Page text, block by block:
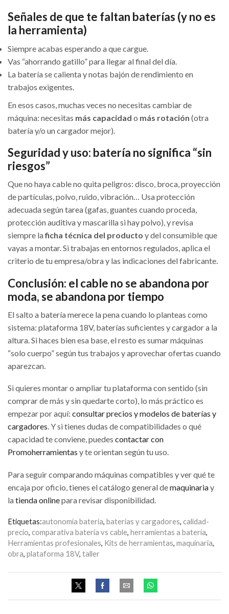
Señales de que te faltan baterías (y no es
la herramienta)
Siempre acabas esperando a que cargue.
Vas “ahorrando gatillo” para llegar al final del día.
La batería se calienta y notas bajón de rendimiento en
trabajos exigentes.
En esos casos, muchas veces no necesitas cambiar de
máquina: necesitas más capacidad o más rotación (otra
batería y/o un cargador mejor).
Seguridad y uso: batería no significa “sin
riesgos”
Que no haya cable no quita peligros: disco, broca, proyección
de partículas, polvo, ruido, vibración… Usa protección
adecuada según tarea (gafas, guantes cuando proceda,
protección auditiva y mascarilla si hay polvo), y revisa
siempre laficha técnica del producto y del consumible que
vayas a montar. Si trabajas en entornos regulados, aplica el
criterio de tu empresa/obra y las indicaciones del fabricante.
Conclusión: el cable no se abandona por
moda, se abandona por tiempo
El salto a batería merece la pena cuando lo planteas como
sistema: plataforma 18V, baterías suficientes y cargador a la
altura. Si haces bien esa base, el resto es sumar máquinas
“solo cuerpo” según tus trabajos y aprovechar ofertas cuando
aparezcan.
Si quieres montar o ampliar tu plataforma con sentido (sin
comprar de más y sin quedarte corto), lo más práctico es
empezar por aquí: consultar precios y modelos de baterías y
cargadores. Y si tienes dudas de compatibilidades o qué
capacidad te conviene, puedes contactar con
Promoherramientas y te orientan según tu uso.
Para seguir comparando máquinas compatibles y ver qué te
encaja por oficio, tienes el catálogo general demaquinariay
latienda onlinepara revisar disponibilidad.
Etiquetas:autonomía batería baterías y cargadores calidad-
precio comparativa batería vs cable herramientas a batería
Herramientas profesionales Kits de herramientas maquinaria
obra plataforma 18V, taller